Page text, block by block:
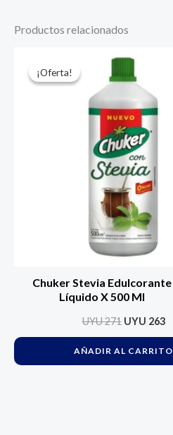
Productos relacionados
¡Oferta!
¡Oferta!
Chuker Stevia Edulcorante
Líquido X 500 Ml
UYU271
original
UYU 271.
UYU 263
AÑADIR AL CARRITO